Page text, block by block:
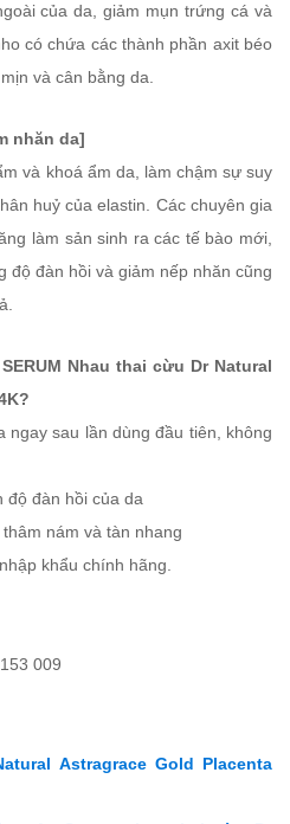
của da, giảm mụn trứng cá và
có chứa các thành phần axit béo
và cân bằng da.
nhăn da]
và khoá ẩm da, làm chậm sự suy
huỷ của elastin. Các chuyên gia
làm sản sinh ra các tế bào mới,
độ đàn hồi và giảm nếp nhăn cũng
Nhau thai cừu Dr Natural
ngay sau lần dùng đầu tiên, không
độ đàn hồi của da
nám và tàn nhang
khẩu chính hãng.
009
Astragrace Gold Placenta